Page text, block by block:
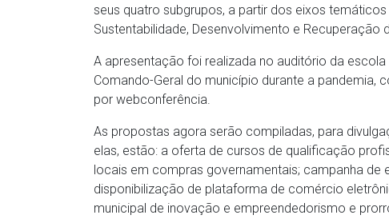
seus quatro subgrupos, a partir dos eixos
Sustentabilidade, Desenvolvimento e Recuperação
A apresentação foi realizada no auditório da
Comando-Geral do município durante a pandemia,
por webconferência.
As propostas agora serão compiladas, para
elas, estão: a oferta de cursos de qualificação
locais em compras governamentais; campanha
disponibilização de plataforma de comércio
municipal de inovação e empreendedorismo e